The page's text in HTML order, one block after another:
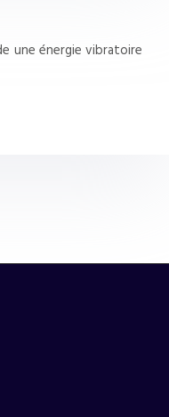
une énergie vibratoire